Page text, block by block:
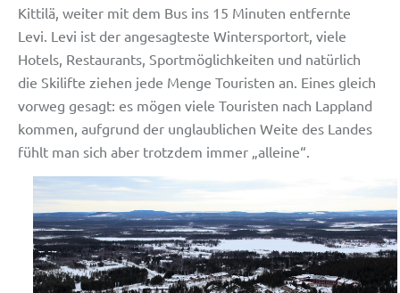
Kittilä, weiter mit dem Bus ins 15 Minuten entfernte
Levi. Levi ist der angesagteste Wintersportort, viele
Hotels, Restaurants, Sportmöglichkeiten und natürlich
die Skilifte ziehen jede Menge Touristen an. Eines gleich
vorweg gesagt: es mögen viele Touristen nach Lappland
kommen, aufgrund der unglaublichen Weite des Landes
fühlt man sich aber trotzdem immer „alleine“.